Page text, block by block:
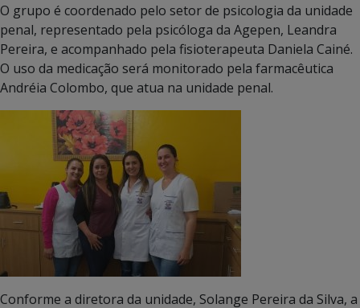
O grupo é coordenado pelo setor de psicologia da unidade
penal, representado pela psicóloga da Agepen, Leandra
Pereira, e acompanhado pela fisioterapeuta Daniela Cainé.
O uso da medicação será monitorado pela farmacêutica
Andréia Colombo, que atua na unidade penal.
Conforme a diretora da unidade, Solange Pereira da Silva, a